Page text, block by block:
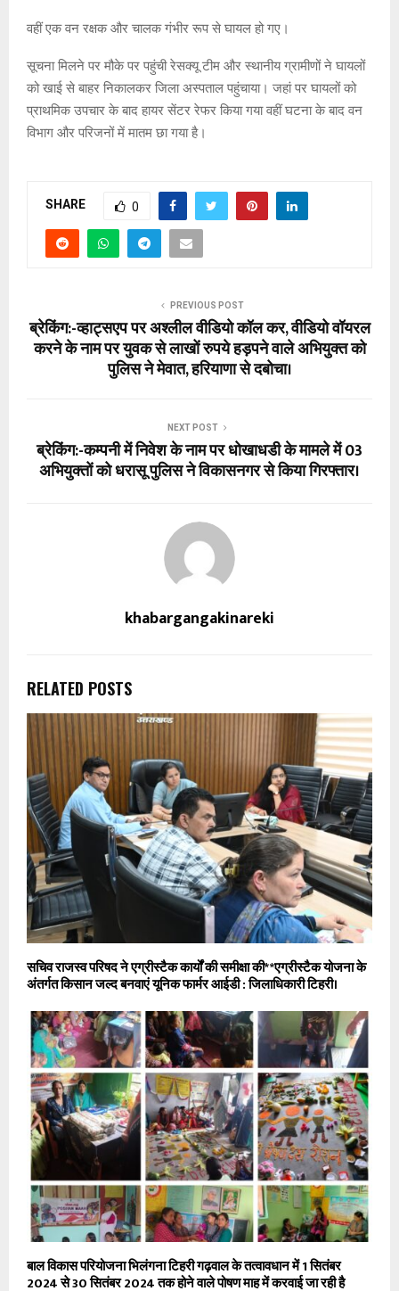
वहीं एक वन रक्षक और चालक गंभीर रूप से घायल हो गए।
सूचना मिलने पर मौके पर पहुंची रेसक्यू टीम और स्थानीय ग्रामीणों ने घायलों
को खाई से बाहर ‌निकालकर जिला अस्पताल पहुंचाया। जहां पर घायलों को
प्राथमिक उपचार के बाद हायर सेंटर रेफर किया गया वहीं घटना के बाद वन
विभाग और परिजनों में मातम छा गया है।
SHARE 0
PREVIOUS POST
ब्रेकिंग:-व्हाट्सएप पर अश्लील वीडियो कॉल कर, वीडियो वॉयरल
करने के नाम पर युवक से लाखों रुपये हड़पने वाले अभियुक्त को
पुलिस ने मेवात, हरियाणा से दबोचा।
NEXT POST
ब्रेकिंग:-कम्पनी में निवेश के नाम पर धोखाधडी के मामले में 03
अभियुक्तों को धरासू पुलिस ने विकासनगर से किया गिरफ्तार।
khabargangakinareki
RELATED POSTS
सचिव राजस्व परिषद ने एग्रीस्टैक कार्यों की समीक्षा की* *एग्रीस्टैक योजना के
अंतर्गत किसान जल्द बनवाएं यूनिक फार्मर आईडी : जिलाधिकारी टिहरी।
बाल विकास परियोजना भिलंगना टिहरी गढ़वाल के तत्वावधान में 1 सितंबर
2024 से 30 सितंबर 2024 तक होने वाले पोषण माह में करवाई जा रही है